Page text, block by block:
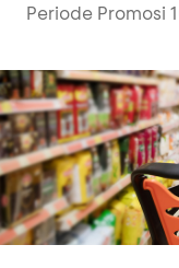
Periode Promosi